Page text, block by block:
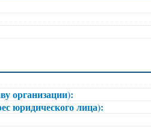
организации):
юридического лица):